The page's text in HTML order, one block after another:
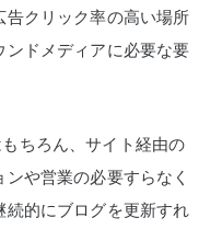
告クリック率の高い場所
ンドメディアに必要な要
ちろん、サイト経由の
ンや営業の必要すらなく
続的にブログを更新すれ